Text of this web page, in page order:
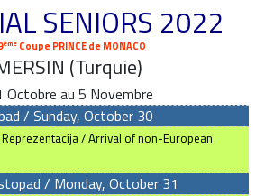
SENIORS 2022
èmeCoupe PRINCE de MONACO
(Turquie)
Octobre au 5 Novembre
/ Sunday, October 30
/ Arrival of non-European
/ Monday, October 31